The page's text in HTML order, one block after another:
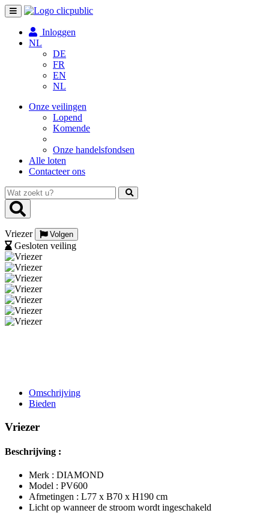
Toggle
navigation
Inloggen
NL
DE
FR
EN
NL
Onze veilingen
Lopend
Komende
Onze handelsfondsen
Alle loten
Contacteer ons
Wat
zoekt
u?
Vriezer Volgen
Gesloten veiling
Omschrijving
Bieden
Vriezer
Beschrijving :
Merk : DIAMOND
Model : PV600
Afmetingen : L77 x B70 x H190 cm
Licht op wanneer de stroom wordt ingeschakeld